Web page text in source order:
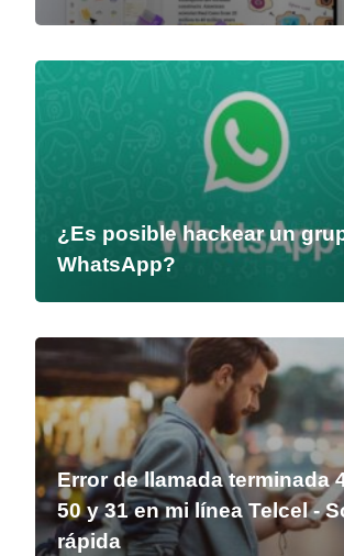
¿Es posible hackear un
WhatsApp?
Error de llamada terminada
50 y 31 en mi línea Telcel -
rápida